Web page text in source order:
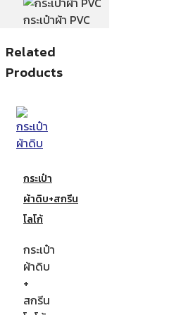
กระเป๋าผ้า PVC
Related
Products
กระเป๋า
ผ้าดิบ+สกรีน
โลโก้
กระเป๋า
ผ้าดิบ
+
สกรีน